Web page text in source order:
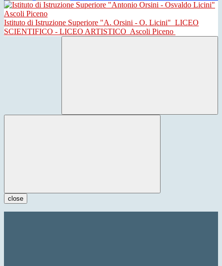
Istituto di Istruzione Superiore "A. Orsini - O. Licini" LICEO
SCIENTIFICO - LICEO ARTISTICO Ascoli Piceno
close